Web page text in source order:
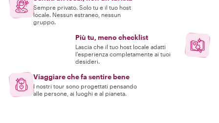
Sempre privato. Solo tu e il tuo host
locale. Nessun estraneo, nessun
gruppo.
Più tu, meno checklist
Lascia che il tuo host locale adatti
l'esperienza completamente ai tuoi
desideri.
Viaggiare che fa sentire bene
I nostri tour sono progettati pensando
alle persone, ai luoghi e al pianeta.